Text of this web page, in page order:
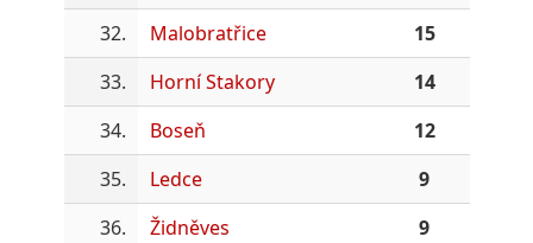
32.
Malobratřice
15
33.
Horní Stakory
14
34.
Boseň
12
35.
Ledce
9
36.
Židněves
9